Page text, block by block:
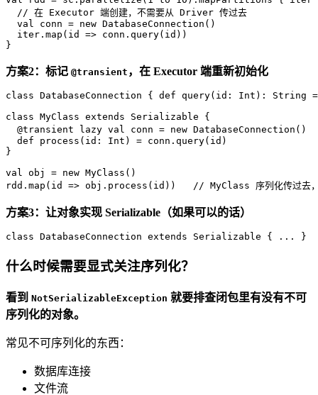
// 在 Executor 端创建，不需要从 Driver 传过去
val conn = new DatabaseConnection ()
  iter.map(id => conn.query(id))
}
方案2：标记 @transient ，在 Executor 端重新初始化
class DatabaseConnection { def query(id: Int ): String
class MyClass extends Serializable
{
@transient
lazy val conn = new DatabaseConnection
def
process (id: Int ) = conn.query(id)
}
val obj = new MyClass ()
rdd.map(id => obj.process(id)) // MyClass 序列化传过去
方案3：让对象实现 Serializable（如果可以的话）
class DatabaseConnection extends Serializable { ... }
什么时候需要显式关注序列化？
看到 NotSerializableException 就要排查闭包里有没有不可
序列化的对象。
常见不可序列化的东西：
数据库连接
文件流